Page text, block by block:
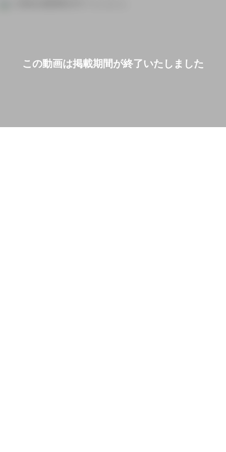
この動画は掲載期間が終了いたしました